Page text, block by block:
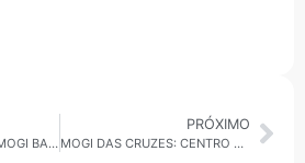
MOGI DAS CREUZES: MOGI BASQUETE DOMINA LIMEIRA E VENCE EM CASA PELA 7ª RODADA DO PAULISTA
PRÓXIMO
MOGI DAS CRUZES: CENTRO DE CONTROLE DE ZOONOSES RESGATA FILHOTE DE OURIÇO DEBILITADO NO JARDIM ARACY